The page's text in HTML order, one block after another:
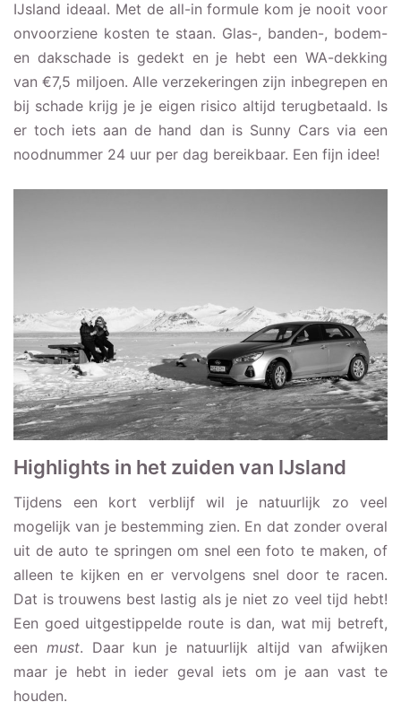
IJsland ideaal. Met de all-in formule kom je nooit voor
onvoorziene kosten te staan. Glas-, banden-, bodem-
en dakschade is gedekt en je hebt een WA-dekking
van €7,5 miljoen. Alle verzekeringen zijn inbegrepen en
bij schade krijg je je eigen risico altijd terugbetaald. Is
er toch iets aan de hand dan is Sunny Cars via een
noodnummer 24 uur per dag bereikbaar. Een fijn idee!
Highlights in het zuiden van IJsland
Tijdens een kort verblijf wil je natuurlijk zo veel
mogelijk van je bestemming zien. En dat zonder overal
uit de auto te springen om snel een foto te maken, of
alleen te kijken en er vervolgens snel door te racen.
Dat is trouwens best lastig als je niet zo veel tijd hebt!
Een goed uitgestippelde route is dan, wat mij betreft,
een must. Daar kun je natuurlijk altijd van afwijken
maar je hebt in ieder geval iets om je aan vast te
houden.